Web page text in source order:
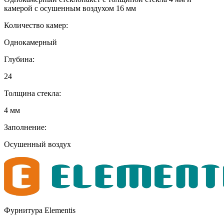
камерой с осушенным воздухом 16 мм
Количество камер:
Однокамерный
Глубина:
24
Толщина стекла:
4 мм
Заполнение:
Осушенный воздух
Фурнитура Elementis